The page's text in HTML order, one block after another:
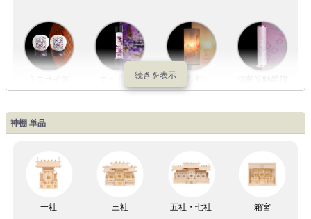
コードレス
工
LED灯 七色LED灯 和紙・絹製 木・竹製
神棚 単品
一社 三社 五社・七社 箱宮